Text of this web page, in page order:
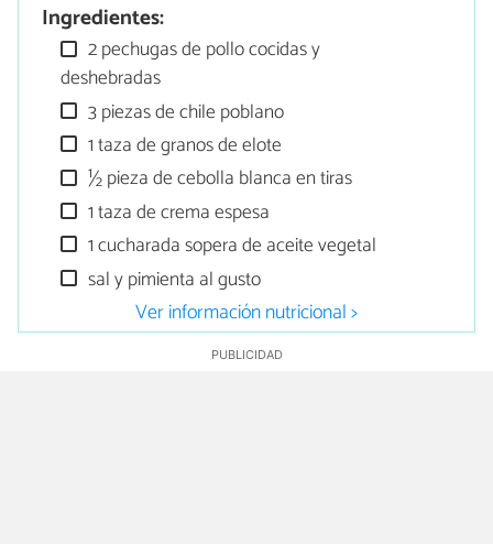
Ingredientes:
2 pechugas de pollo cocidas y
deshebradas
3 piezas de chile poblano
1 taza de granos de elote
½ pieza de cebolla blanca en tiras
1 taza de crema espesa
1 cucharada sopera de aceite vegetal
sal y pimienta al gusto
Ver información nutricional >